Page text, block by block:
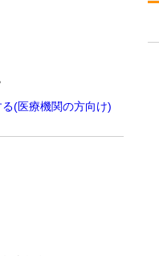
(医療機関の方向け)